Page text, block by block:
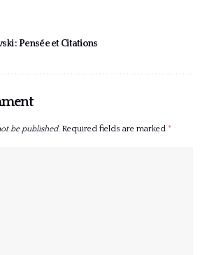
: Pensée et Citations
be published. Required fields are marked *